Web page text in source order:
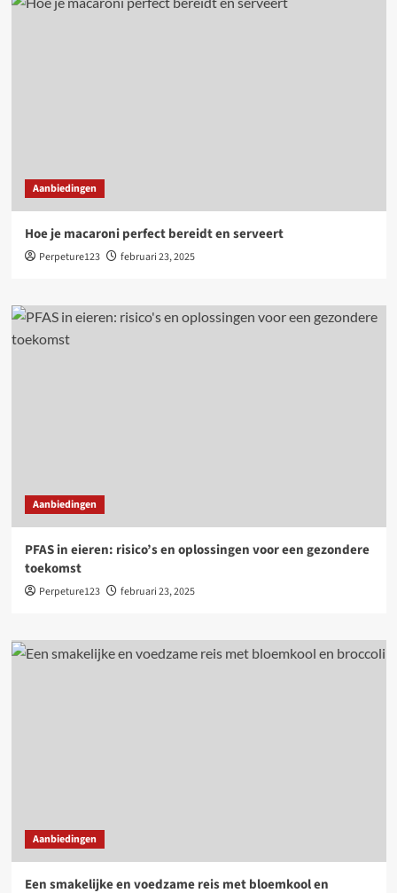
Aanbiedingen
Hoe je macaroni perfect bereidt en serveert
Perpeture123 februari 23, 2025
Aanbiedingen
PFAS in eieren: risico’s en oplossingen voor een gezondere
toekomst
Perpeture123 februari 23, 2025
Aanbiedingen
Een smakelijke en voedzame reis met bloemkool en